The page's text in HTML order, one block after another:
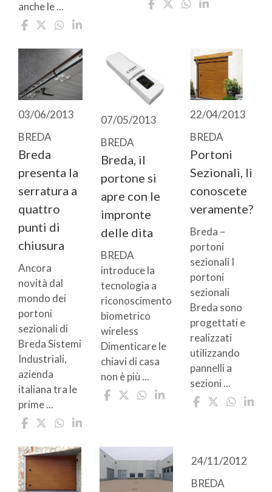
anche le ...
03/06/2013
BREDA
Breda
presenta la
serratura a
quattro
punti di
chiusura
Ancora
novità dal
mondo dei
portoni
sezionali di
Breda Sistemi
Industriali,
azienda
italiana tra le
prime ...
07/05/2013
BREDA
Breda, il
portone si
apre con le
impronte
delle dita
BREDA
introduce la
tecnologia a
riconoscimento
biometrico
wireless
Dimenticare le
chiavi di casa
non è più ...
22/04/2013
BREDA
Portoni
Sezionali, li
conoscete
veramente?
Breda –
portoni
sezionali I
portoni
sezionali
Breda sono
progettati e
realizzati
utilizzando
pannelli a
sezioni ...
24/11/2012
BREDA